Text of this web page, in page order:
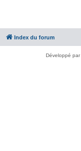
Index du forum
Développé par